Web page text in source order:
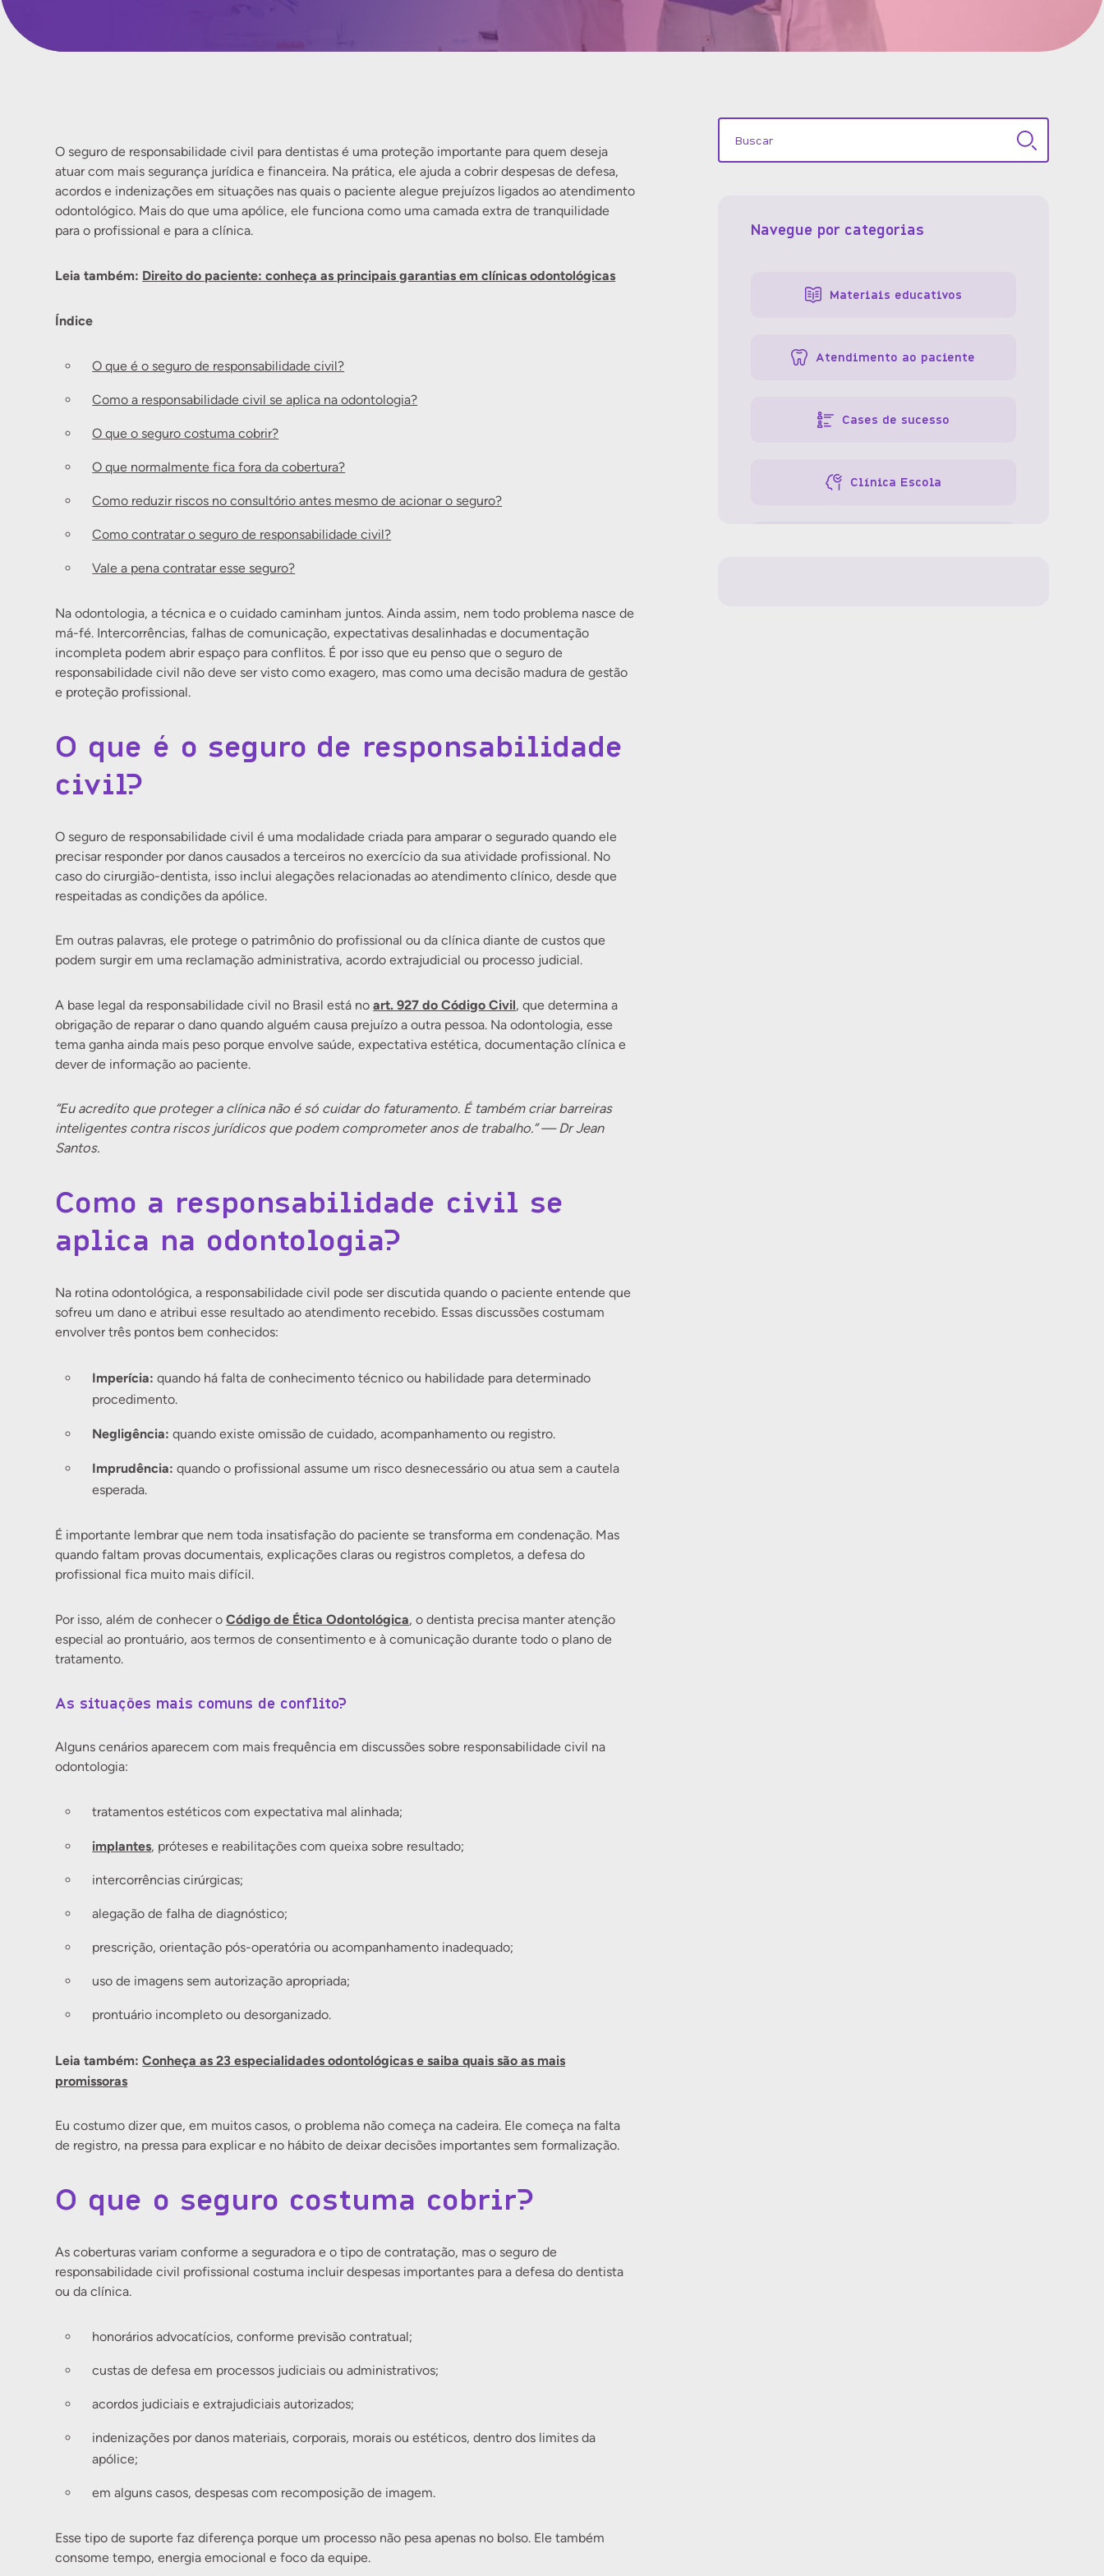
O seguro de responsabilidade civil para dentistas é uma proteção importante para quem deseja
atuar com mais segurança jurídica e financeira. Na prática, ele ajuda a cobrir despesas de defesa,
acordos e indenizações em situações nas quais o paciente alegue prejuízos ligados ao atendimento
odontológico. Mais do que uma apólice, ele funciona como uma camada extra de tranquilidade
para o profissional e para a clínica.
Leia também: Direito do paciente: conheça as principais garantias em clínicas odontológicas
Índice
O que é o seguro de responsabilidade civil?
Como a responsabilidade civil se aplica na odontologia?
O que o seguro costuma cobrir?
O que normalmente fica fora da cobertura?
Como reduzir riscos no consultório antes mesmo de acionar o seguro?
Como contratar o seguro de responsabilidade civil?
Vale a pena contratar esse seguro?
Na odontologia, a técnica e o cuidado caminham juntos. Ainda assim, nem todo problema nasce de
má-fé. Intercorrências, falhas de comunicação, expectativas desalinhadas e documentação
incompleta podem abrir espaço para conflitos. É por isso que eu penso que o seguro de
responsabilidade civil não deve ser visto como exagero, mas como uma decisão madura de gestão
e proteção profissional.
O que é o seguro de responsabilidade
civil?
O seguro de responsabilidade civil é uma modalidade criada para amparar o segurado quando ele
precisar responder por danos causados a terceiros no exercício da sua atividade profissional. No
caso do cirurgião-dentista, isso inclui alegações relacionadas ao atendimento clínico, desde que
respeitadas as condições da apólice.
Em outras palavras, ele protege o patrimônio do profissional ou da clínica diante de custos que
podem surgir em uma reclamação administrativa, acordo extrajudicial ou processo judicial.
A base legal da responsabilidade civil no Brasil está noart. 927 do Código Civil, que determina a
obrigação de reparar o dano quando alguém causa prejuízo a outra pessoa. Na odontologia, esse
tema ganha ainda mais peso porque envolve saúde, expectativa estética, documentação clínica e
dever de informação ao paciente.
“Eu acredito que proteger a clínica não é só cuidar do faturamento. É também criar barreiras
inteligentes contra riscos jurídicos que podem comprometer anos de trabalho.” — Dr Jean
Santos.
Como a responsabilidade civil se
aplica na odontologia?
Na rotina odontológica, a responsabilidade civil pode ser discutida quando o paciente entende que
sofreu um dano e atribui esse resultado ao atendimento recebido. Essas discussões costumam
envolver três pontos bem conhecidos:
Imperícia: quando há falta de conhecimento técnico ou habilidade para determinado
procedimento.
Negligência: quando existe omissão de cuidado, acompanhamento ou registro.
Imprudência: quando o profissional assume um risco desnecessário ou atua sem a cautela
esperada.
É importante lembrar que nem toda insatisfação do paciente se transforma em condenação. Mas
quando faltam provas documentais, explicações claras ou registros completos, a defesa do
profissional fica muito mais difícil.
Por isso, além de conhecer oCódigo de Ética Odontológica, o dentista precisa manter atenção
especial ao prontuário, aos termos de consentimento e à comunicação durante todo o plano de
tratamento.
As situações mais comuns de conflito?
Alguns cenários aparecem com mais frequência em discussões sobre responsabilidade civil na
odontologia:
tratamentos estéticos com expectativa mal alinhada;
implantes, próteses e reabilitações com queixa sobre resultado;
intercorrências cirúrgicas;
alegação de falha de diagnóstico;
prescrição, orientação pós-operatória ou acompanhamento inadequado;
uso de imagens sem autorização apropriada;
prontuário incompleto ou desorganizado.
Leia também:Conheça as 23 especialidades odontológicas e saiba quais são as mais
promissoras
Eu costumo dizer que, em muitos casos, o problema não começa na cadeira. Ele começa na falta
de registro, na pressa para explicar e no hábito de deixar decisões importantes sem formalização.
O que o seguro costuma cobrir?
As coberturas variam conforme a seguradora e o tipo de contratação, mas o seguro de
responsabilidade civil profissional costuma incluir despesas importantes para a defesa do dentista
ou da clínica.
honorários advocatícios, conforme previsão contratual;
custas de defesa em processos judiciais ou administrativos;
acordos judiciais e extrajudiciais autorizados;
indenizações por danos materiais, corporais, morais ou estéticos, dentro dos limites da
apólice;
em alguns casos, despesas com recomposição de imagem.
Esse tipo de suporte faz diferença porque um processo não pesa apenas no bolso. Ele também
consome tempo, energia emocional e foco da equipe.
Navegue por categorias
Materiais educativos
Atendimento ao paciente
Cases de sucesso
Clínica Escola